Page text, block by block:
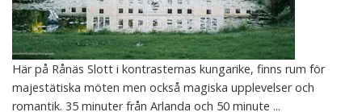
Här på Rånäs Slott i kontrasternas kungarike, finns rum för
majestätiska möten men också magiska upplevelser och
romantik. 35 minuter från Arlanda och 50 minute ...